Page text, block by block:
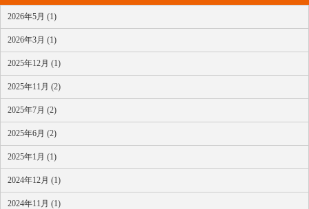
2026年5月 (1)
2026年3月 (1)
2025年12月 (1)
2025年11月 (2)
2025年7月 (2)
2025年6月 (2)
2025年1月 (1)
2024年12月 (1)
2024年11月 (1)